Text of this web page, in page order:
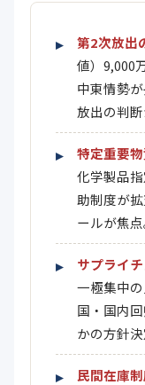
第2次放出
値）9,000
中東情勢
放出の判断
特定重要
化学製品
助制度が
ールが焦点
サプライ
一極集中
国・国内
かの方針決
民間在庫